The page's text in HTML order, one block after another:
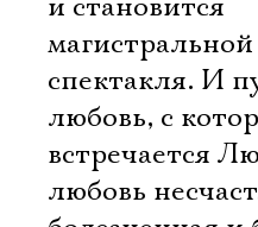
и становится
спектакля. И
любовь, с
встречается
любовь